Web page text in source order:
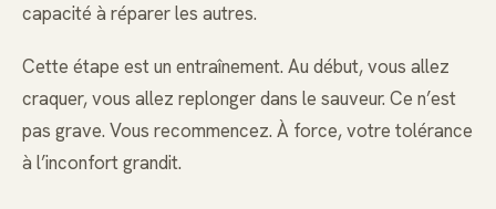
capacité à réparer les autres.
Cette étape est un entraînement. Au début, vous allez
craquer, vous allez replonger dans le sauveur. Ce n’est
pas grave. Vous recommencez. À force, votre tolérance
à l’inconfort grandit.